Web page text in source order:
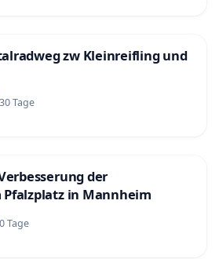
zw Kleinreifling und
Tage
der
in Mannheim
Tage